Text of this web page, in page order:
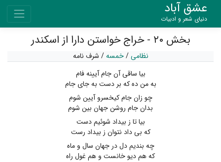
عشق آباد
دنیای شعر و ادبیات
بخش ۲۰ - خراج خواستن دارا از اسکندر
نظامی/خمسه / شرف نامه
بیا ساقی آن جام آیینه فام
به من ده که بر دست به جای جام
چو زان جام کیخسرو آیین شوم
بدان جام روشن جهان بین شوم
بیا تا ز بیداد شوئیم دست
که بی داد نتوان ز بیداد رست
چه بندیم دل در جهان سال و ماه
که هم دیو خانست و هم غول راه